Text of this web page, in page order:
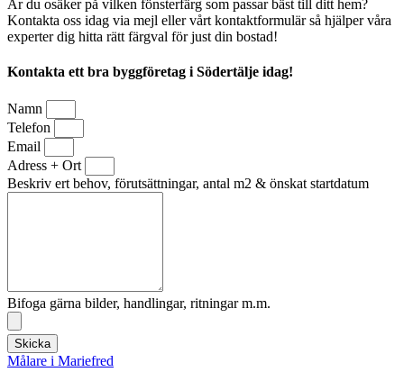
Är du osäker på vilken fönsterfärg som passar bäst till ditt hem?
Kontakta oss idag via mejl eller vårt kontaktformulär så hjälper våra
experter dig hitta rätt färgval för just din bostad!
Kontakta ett bra byggföretag i Södertälje idag!
Namn
Telefon
Email
Adress + Ort
Beskriv ert behov, förutsättningar, antal m2 & önskat startdatum
Bifoga gärna bilder, handlingar, ritningar m.m.
Skicka
Målare i Mariefred